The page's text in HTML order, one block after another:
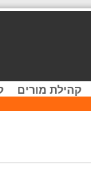
קהילת מורים